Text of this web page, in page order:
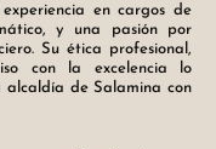
en cargos de
y una pasión por
Su ética profesional,
con la excelencia lo
alcaldía de Salamina con